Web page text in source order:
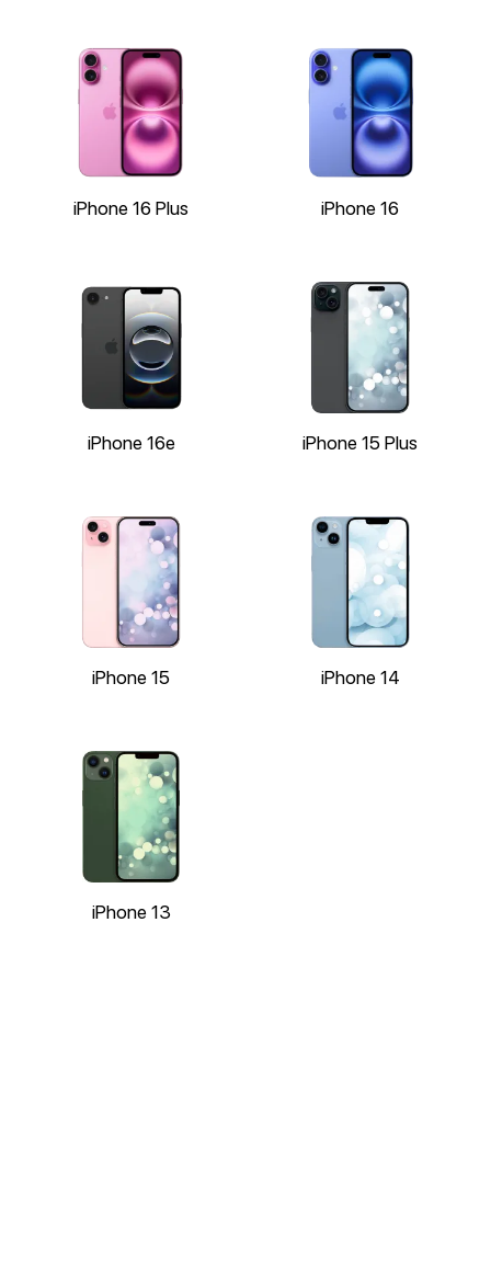
iPhone 16 Plus iPhone 16
iPhone 16e iPhone 15 Plus
iPhone 15 iPhone 14
iPhone 13